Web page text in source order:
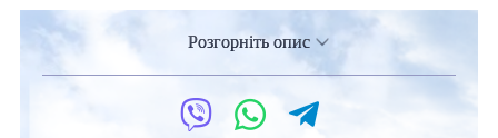
Розгорніть опис